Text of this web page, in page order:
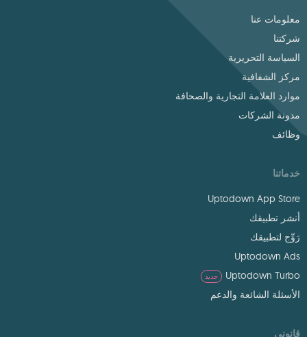
معلومات عنا
شركتنا
السياسة التحريرية
مركز الشفافية
موارد العلامة التجارية والصحافة
مدونة الشركات
وظائف
خدماتنا
Uptodown App Store
أنشر تطبيقك
رَوِّج لتطبيقك
Uptodown Ads
Uptodown Turbo
جديد
الأسئلة الشائعة والدعم
قانوني